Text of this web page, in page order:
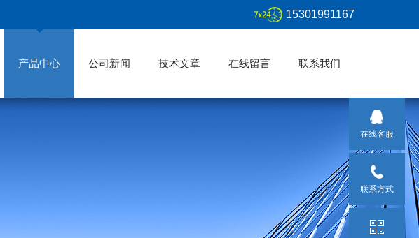
15301991167
产品中心 公司新闻 技术文章 在线留言 联系我们
在线客服
联系方式